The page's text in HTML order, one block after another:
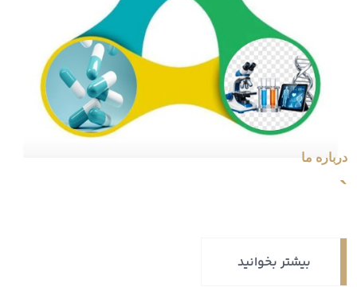
درباره ما
`
بیشتر بخوانید